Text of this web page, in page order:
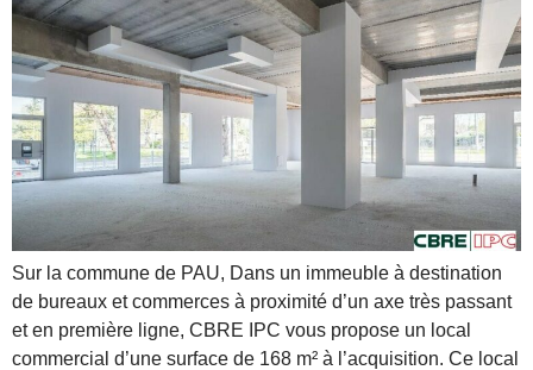
Sur la commune de PAU, Dans un immeuble à destination
de bureaux et commerces à proximité d’un axe très passant
et en première ligne, CBRE IPC vous propose un local
commercial d’une surface de 168 m² à l’acquisition. Ce local